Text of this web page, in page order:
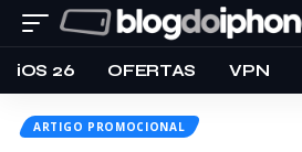
iOS 26 OFERTAS VPN
ARTIGO PROMOCIONAL